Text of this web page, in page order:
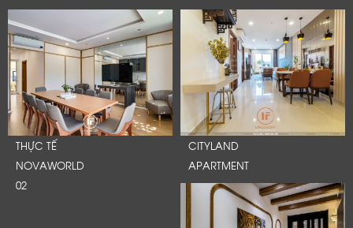
THỰC TẾ
NOVAWORLD
02
CITYLAND
APARTMENT